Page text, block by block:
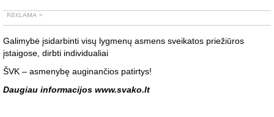
Galimybė įsidarbinti visų lygmenų asmens sveikatos priežiūros
įstaigose, dirbti individualiai
ŠVK – asmenybę auginančios patirtys!
Daugiau informacijos www.svako.lt